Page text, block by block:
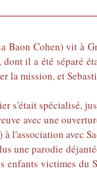
Baon Cohen) vit à
il a été séparé
la mission, et
s'était spécialisé,
avec une
l'association avec
une parodie
enfants victimes du